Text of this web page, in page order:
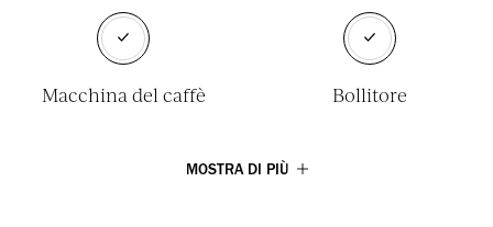
Macchina del caffè Bollitore
MOSTRA DI PIÙ